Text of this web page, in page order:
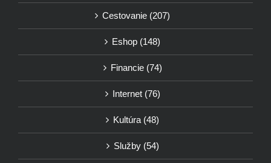
Cestovanie (207)
Eshop (148)
Financie (74)
Internet (76)
Kultúra (48)
Služby (54)